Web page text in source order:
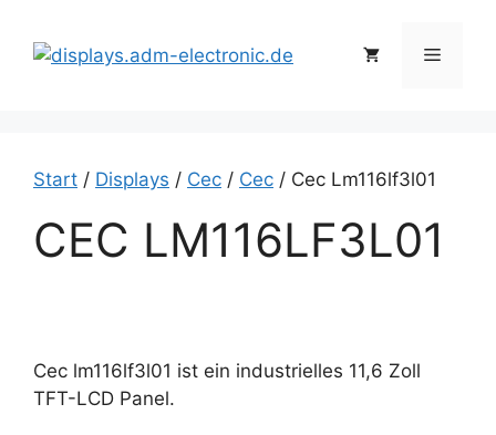
Inhalt
springen
Menü
Start / Displays / Cec / Cec / Cec Lm116lf3l01
CEC LM116LF3L01
Cec lm116lf3l01 ist ein industrielles 11,6 Zoll
TFT-LCD Panel.